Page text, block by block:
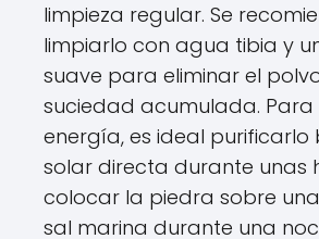
limpieza regular. Se
limpiarlo con agua tibia y
suave para eliminar el
suciedad acumulada. Para
energía, es ideal purificarlo
solar directa durante unas
colocar la piedra sobre
sal marina durante una